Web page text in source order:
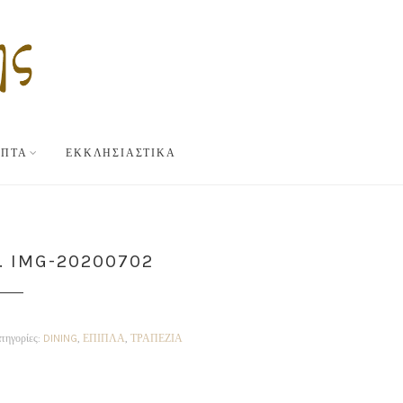
ΕΚΚΛΗΣΙΑΣΤΙΚΑ
IMG-20200702
DINING, ΕΠΙΠΛΑ, ΤΡΑΠΕΖΙΑ